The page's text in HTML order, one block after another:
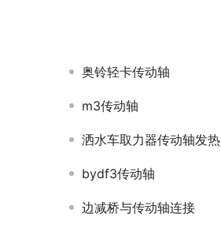
奥铃轻卡传动轴
m3传动轴
洒水车取力器传动轴发热
bydf3传动轴
边减桥与传动轴连接